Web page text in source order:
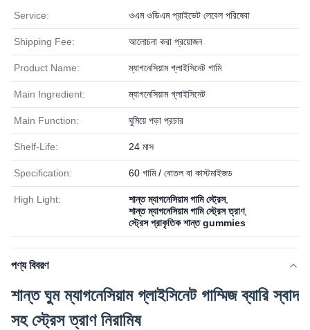
Service: ওএম ওডিএম প্রাইভেট লেবেল পরিষেবা
Shipping Fee: আলোচনা করা প্রয়োজন
Product Name: ম্যাগনেসিয়াম গ্লাইসিনেট গামি
Main Ingredient: ম্যাগনেসিয়াম গ্লাইসিনেট
Main Function: ঘুমিয়ে পড়া প্রচার
Shelf-Life: 24 মাস
Specification: 60 গামি / বোতল বা কাস্টমাইজড
High Light: শান্ত ম্যাগনেসিয়াম গামি স্ট্রেস,
শান্ত ম্যাগনেসিয়াম গামি স্ট্রেস ত্রাণ,
স্ট্রেস প্রাকৃতিক শান্ত gummies
পণ্য বিবরণ
শান্ত ঘুম ম্যাগনেসিয়াম গ্লাইসিনেট গাম্মিজ ব্যারি স্বাদ
সহ স্ট্রেস ত্রাণ নিরামিষ